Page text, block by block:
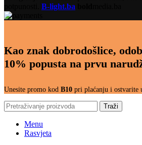
B-light.ba
Kao znak dobrodošlice,
10% popusta na prvu
Unesite promo kod B10 pri plaćanju i ostvarite
Traži
Menu
Rasvjeta